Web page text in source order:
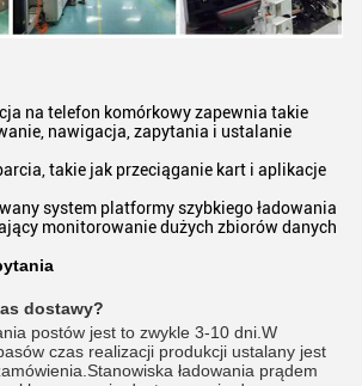
na telefon komórkowy zapewnia takie
nawigacja, zapytania i ustalanie
takie jak przeciąganie kart i aplikacje
system platformy szybkiego ładowania
monitorowanie dużych zbiorów danych
dostawy?
postów jest to zwykle 3-10 dni.W
czas realizacji produkcji ustalany jest
ładowania prądem